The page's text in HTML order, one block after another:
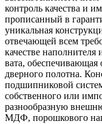
контроль качества и
прописанный в
уникальная
отвечающей всем
качестве наполнителя
вата,
дверного полотна.
подшипниковой
собственного или
разнообразную
МДФ, порошкового